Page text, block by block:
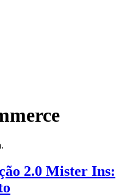
2.0 Mister Ins: